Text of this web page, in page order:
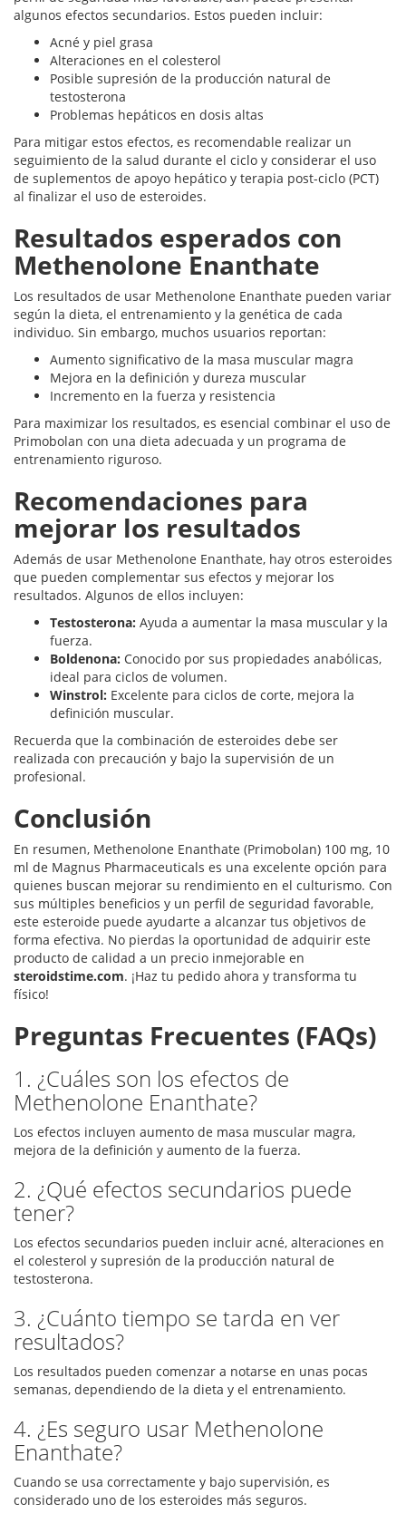
algunos efectos secundarios. Estos pueden incluir:
Acné y piel grasa
Alteraciones en el colesterol
Posible supresión de la producción natural de
testosterona
Problemas hepáticos en dosis altas
Para mitigar estos efectos, es recomendable realizar un
seguimiento de la salud durante el ciclo y considerar el uso
de suplementos de apoyo hepático y terapia post-ciclo (PCT)
al finalizar el uso de esteroides.
Resultados esperados con
Methenolone Enanthate
Los resultados de usar Methenolone Enanthate pueden variar
según la dieta, el entrenamiento y la genética de cada
individuo. Sin embargo, muchos usuarios reportan:
Aumento significativo de la masa muscular magra
Mejora en la definición y dureza muscular
Incremento en la fuerza y resistencia
Para maximizar los resultados, es esencial combinar el uso de
Primobolan con una dieta adecuada y un programa de
entrenamiento riguroso.
Recomendaciones para
mejorar los resultados
Además de usar Methenolone Enanthate, hay otros esteroides
que pueden complementar sus efectos y mejorar los
resultados. Algunos de ellos incluyen:
Testosterona: Ayuda a aumentar la masa muscular y la
fuerza.
Boldenona: Conocido por sus propiedades anabólicas,
ideal para ciclos de volumen.
Winstrol: Excelente para ciclos de corte, mejora la
definición muscular.
Recuerda que la combinación de esteroides debe ser
realizada con precaución y bajo la supervisión de un
profesional.
Conclusión
En resumen, Methenolone Enanthate (Primobolan) 100 mg, 10
ml de Magnus Pharmaceuticals es una excelente opción para
quienes buscan mejorar su rendimiento en el culturismo. Con
sus múltiples beneficios y un perfil de seguridad favorable,
este esteroide puede ayudarte a alcanzar tus objetivos de
forma efectiva. No pierdas la oportunidad de adquirir este
producto de calidad a un precio inmejorable en
steroidstime.com. ¡Haz tu pedido ahora y transforma tu
físico!
Preguntas Frecuentes (FAQs)
1. ¿Cuáles son los efectos de
Methenolone Enanthate?
Los efectos incluyen aumento de masa muscular magra,
mejora de la definición y aumento de la fuerza.
2. ¿Qué efectos secundarios puede
tener?
Los efectos secundarios pueden incluir acné, alteraciones en
el colesterol y supresión de la producción natural de
testosterona.
3. ¿Cuánto tiempo se tarda en ver
resultados?
Los resultados pueden comenzar a notarse en unas pocas
semanas, dependiendo de la dieta y el entrenamiento.
4. ¿Es seguro usar Methenolone
Enanthate?
Cuando se usa correctamente y bajo supervisión, es
considerado uno de los esteroides más seguros.